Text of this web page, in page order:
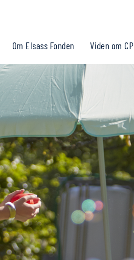
Om Elsass Fonden Viden om CP